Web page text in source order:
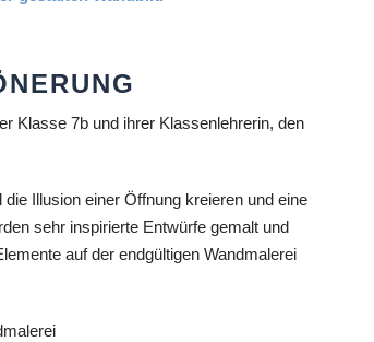
Klasse 7b und ihrer Klassenlehrerin, den
Illusion einer Öffnung kreieren und eine
sehr inspirierte Entwürfe gemalt und
auf der endgültigen Wandmalerei